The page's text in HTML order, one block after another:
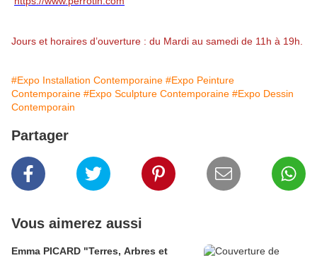
Jours et horaires d’ouverture : du Mardi au samedi de 11h à 19h.
#Expo Installation Contemporaine #Expo Peinture
Contemporaine #Expo Sculpture Contemporaine #Expo Dessin
Contemporain
Partager
Vous aimerez aussi
Emma PICARD "Terres, Arbres et